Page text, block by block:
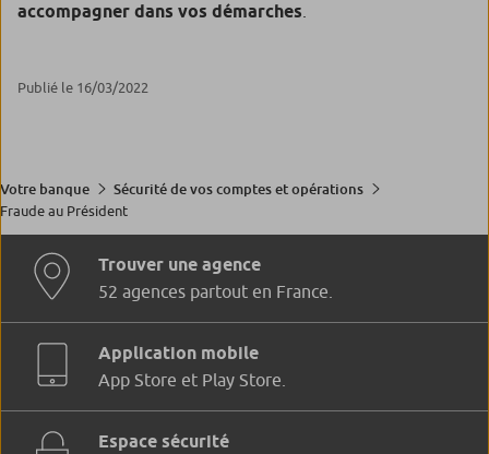
accompagner dans vos démarches
Publié le 16/03/2022
Votre banque
Sécurité de vos comptes et opérations
Fraude au Président
Trouver une agence
52 agences partout en France.
Application mobile
App Store et Play Store.
Espace sécurité